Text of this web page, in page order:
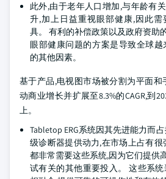
此外,由于老年人口增加,与年龄有
升,加上日益重视眼部健康,因此
具。 有利的补偿政策以及政府资助
眼部健康问题的方案是导致全球越
的其他因素。
基于产品,电视图市场被分割为平面和
动商业增长并扩展至8.3%的CAGR,到
上。
Tabletop ERG系统因其先进能力而
级诊断器提供动力,在市场上占有
都非常需要这些系统,因为它们提供
试有关的其他重要投入。 这些系